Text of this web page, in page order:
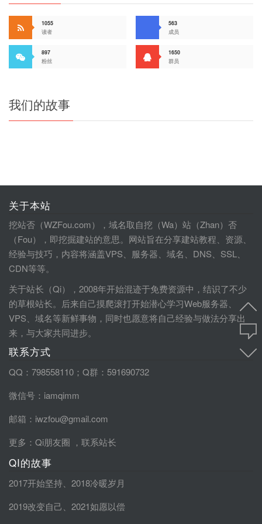
1055
读者
563
成员
897
粉丝
1650
群员
我们的故事
关于本站
挖站否（WZFou.com），域名取自挖（Wa）站（Zhan）否
（Fou），即挖掘建站的意思。网站旨在分享建站教程、资源、
经验与技巧，内容将涵盖VPS、服务器、域名、DNS、SSL、
CDN等等。
关于站长（Qi），2008年开始混迹于免费资源中，结识了不少
的草根站长。后来自己摸爬滚打开始潜心学习Web服务器、
VPS、域名等新鲜事物，同时也愿意将自己经验与做法分享出
来，与大家共同进步。
联系方式
QQ：798558110；Q群：591690732
微信号：iamqimm
邮箱：iwzfou@gmail.com
更多： Qi朋友圈 ， 联系站长
QI的故事
2017开始坚持
2018冷暖岁月
2019改变自己
2021如愿以偿